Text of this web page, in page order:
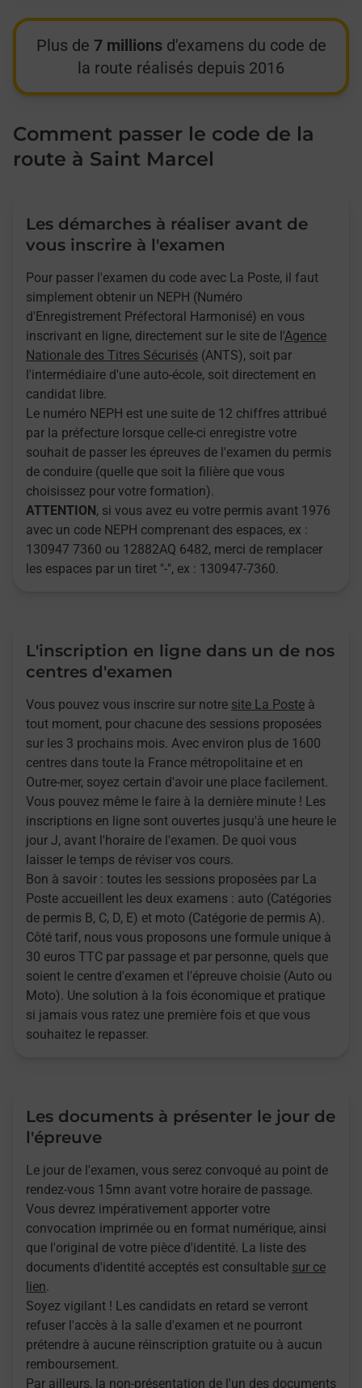
Plus de 7 millionsd'examens du code de
la route réalisés depuis 2016
Comment passer le code de la
route à Saint Marcel
Les démarches à réaliser avant de
vous inscrire à l'examen
Pour passer l'examen du code avec La Poste, il faut
simplement obtenir un NEPH (Numéro
d'Enregistrement Préfectoral Harmonisé) en vous
inscrivant en ligne, directement sur le site de l'Agence
Nationale des Titres Sécurisés (ANTS), soit par
l'intermédiaire d'une auto-école, soit directement en
candidat libre.
Le numéro NEPH est une suite de 12 chiffres attribué
par la préfecture lorsque celle-ci enregistre votre
souhait de passer les épreuves de l'examen du permis
de conduire (quelle que soit la filière que vous
choisissez pour votre formation).
ATTENTION , si vous avez eu votre permis avant 1976
avec un code NEPH comprenant des espaces, ex :
130947 7360 ou 12882AQ 6482, merci de remplacer
les espaces par un tiret "-", ex : 130947-7360.
L'inscription en ligne dans un de nos
centres d'examen
Vous pouvez vous inscrire sur notre site La Poste à
tout moment, pour chacune des sessions proposées
sur les 3 prochains mois. Avec environ plus de 1600
centres dans toute la France métropolitaine et en
Outre-mer, soyez certain d'avoir une place facilement.
Vous pouvez même le faire à la dernière minute ! Les
inscriptions en ligne sont ouvertes jusqu'à une heure le
jour J, avant l'horaire de l'examen. De quoi vous
laisser le temps de réviser vos cours.
Bon à savoir : toutes les sessions proposées par La
Poste accueillent les deux examens : auto (Catégories
de permis B, C, D, E) et moto (Catégorie de permis A).
Côté tarif, nous vous proposons une formule unique à
30 euros TTC par passage et par personne, quels que
soient le centre d'examen et l'épreuve choisie (Auto ou
Moto). Une solution à la fois économique et pratique
si jamais vous ratez une première fois et que vous
souhaitez le repasser.
Les documents à présenter le jour de
l'épreuve
Le jour de l'examen, vous serez convoqué au point de
rendez-vous 15mn avant votre horaire de passage.
Vous devrez impérativement apporter votre
convocation imprimée ou en format numérique, ainsi
que l'original de votre pièce d'identité. La liste des
documents d'identité acceptés est consultable sur ce
lien.
Soyez vigilant ! Les candidats en retard se verront
refuser l'accès à la salle d'examen et ne pourront
prétendre à aucune réinscription gratuite ou à aucun
remboursement.
Par ailleurs, la non-présentation de l'un des documents